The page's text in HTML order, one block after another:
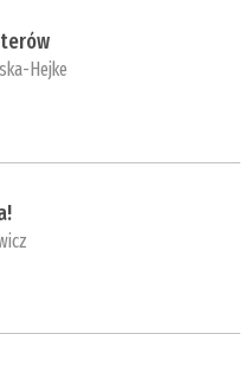
Hejke